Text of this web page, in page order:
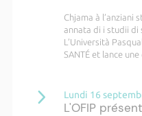
Chjama à l’anziani
annata di i studii di
L’Università
SANTÉ et lance une
Lundi 16
L'OFIP